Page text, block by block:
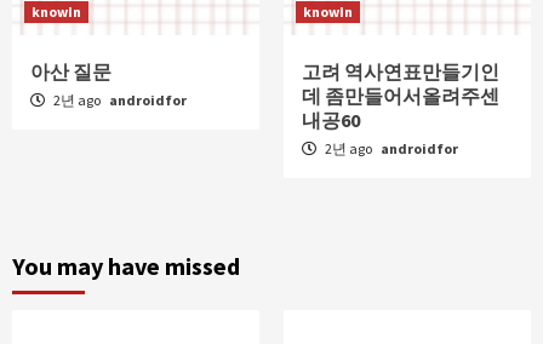
knowIn
아산 질문
2년 ago androidfor
knowIn
고려 역사연표만들기인
데 좀만들어서올려주센
내공60
2년 ago androidfor
You may have missed